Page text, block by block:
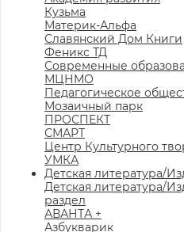
Кузьма
Материк-Альфа
Славянский Дом Книги
Феникс ТД
Современные
МЦНМО
Педагогическое
Мозаичный парк
ПРОСПЕКТ
СМАРТ
Центр Культурного
УМКА
Детская литература/
Детская литература/
раздел
АВАНТА +
Азбукварик